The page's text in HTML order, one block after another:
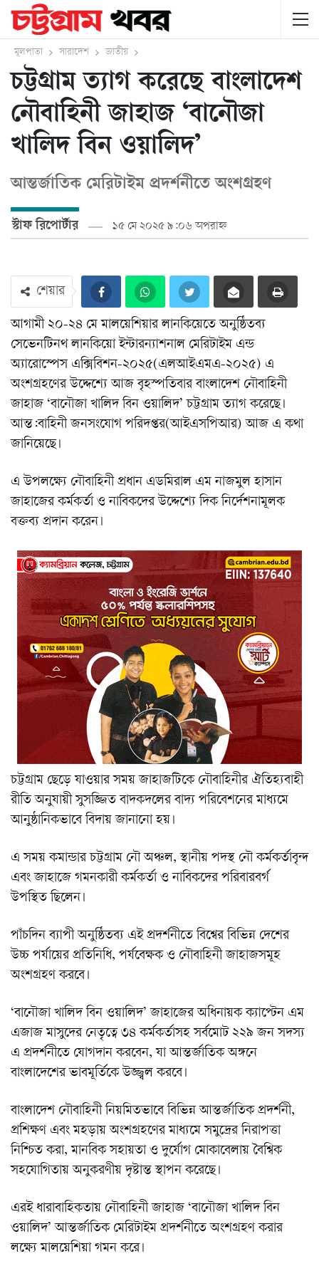
মূলপাতা সারাদেশ জাতীয়
চট্টগ্রাম ত্যাগ করেছে বাংলাদেশ
নৌবাহিনী জাহাজ ‘বানৌজা
খালিদ বিন ওয়ালিদ’
আন্তর্জাতিক মেরিটাইম প্রদর্শনীতে অংশগ্রহণ
স্টাফ রিপোর্টার ১৫ মে ২০২৫ ৯:০৬ অপরাহ্ন
শেয়ার
আগামী ২০-২৪ মে মালয়েশিয়ার লানকিয়েতে অনুষ্ঠিতব্য
সেভেনটিনথ লানকিয়ো ইন্টারন্যাশনাল মেরিটাইম এন্ড
অ্যারোস্পেস এক্সিবিশন-২০২৫(এলআইএমএ-২০২৫) এ
অংশগ্রহণের উদ্দেশ্যে আজ বৃহস্পতিবার বাংলাদেশ নৌবাহিনী
জাহাজ ‘বানৌজা খালিদ বিন ওয়ালিদ’ চট্টগ্রাম ত্যাগ করেছে।
আন্ত:বাহিনী জনসংযোগ পরিদপ্তর(আইএসপিআর) আজ এ কথা
জানিয়েছে।
এ উপলক্ষ্যে নৌবাহিনী প্রধান এডমিরাল এম নাজমুল হাসান
জাহাজের কর্মকর্তা ও নাবিকদের উদ্দেশ্যে দিক নির্দেশনামূলক
বক্তব্য প্রদান করেন।
চট্টগ্রাম ছেড়ে যাওয়ার সময় জাহাজটিকে নৌবাহিনীর ঐতিহ্যবাহী
রীতি অনুযায়ী সুসজ্জিত বাদকদলের বাদ্য পরিবেশনের মাধ্যমে
আনুষ্ঠানিকভাবে বিদায় জানানো হয়।
এ সময় কমান্ডার চট্টগ্রাম নৌ অঞ্চল, স্থানীয় পদস্থ নৌ কর্মকর্তাবৃন্দ
এবং জাহাজে গমনকারী কর্মকর্তা ও নাবিকদের পরিবারবর্গ
উপস্থিত ছিলেন।
পাঁচদিন ব্যাপী অনুষ্ঠিতব্য এই প্রদর্শনীতে বিশ্বের বিভিন্ন দেশের
উচ্চ পর্যায়ের প্রতিনিধি, পর্যবেক্ষক ও নৌবাহিনী জাহাজসমূহ
অংশগ্রহণ করবে।
‘বানৌজা খালিদ বিন ওয়ালিদ’ জাহাজের অধিনায়ক ক্যাপ্টেন এম
এজাজ মাসুদের নেতৃত্বে ৩৪ কর্মকর্তাসহ সর্বমোট ২২৯ জন সদস্য
এ প্রদর্শনীতে যোগদান করবেন, যা আন্তর্জাতিক অঙ্গনে
বাংলাদেশের ভাবমূর্তিকে উজ্জ্বল করবে।
বাংলাদেশ নৌবাহিনী নিয়মিতভাবে বিভিন্ন আন্তর্জাতিক প্রদর্শনী,
প্রশিক্ষণ এবং মহড়ায় অংশগ্রহণের মাধ্যমে সমুদ্রের নিরাপত্তা
নিশ্চিত করা, মানবিক সহায়তা ও দুর্যোগ মোকাবেলায় বৈশ্বিক
সহযোগিতায় অনুকরণীয় দৃষ্টান্ত স্থাপন করেছে।
এরই ধারাবাহিকতায় নৌবাহিনী জাহাজ ‘বানৌজা খালিদ বিন
ওয়ালিদ’ আন্তর্জাতিক মেরিটাইম প্রদর্শনীতে অংশগ্রহণ করার
লক্ষ্যে মালয়েশিয়া গমন করে।